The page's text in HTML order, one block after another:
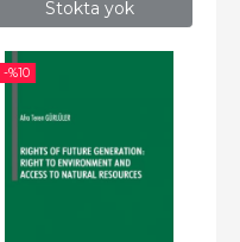
Stokta yok
-%10